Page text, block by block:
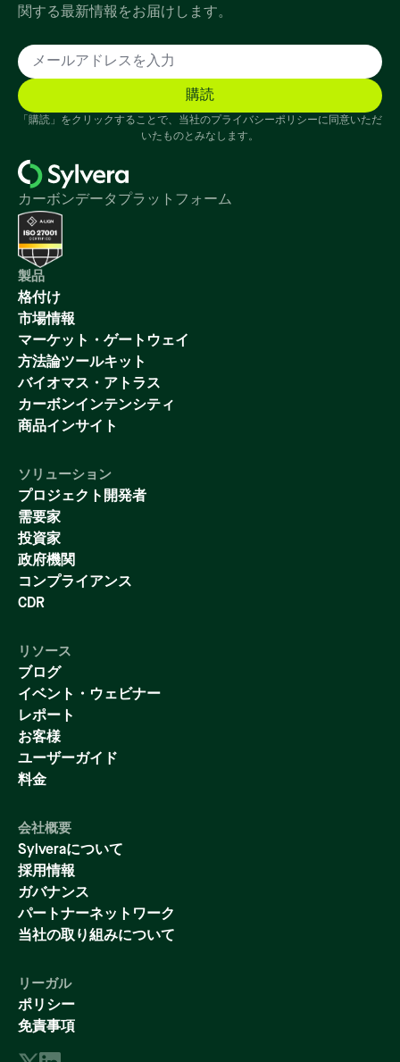
関する最新情報をお届けします。
「購読」をクリックすることで、当社のプライバシーポリシーに同意いただ
いたものとみなします。
カーボンデータプラットフォーム
製品
格付け
市場情報
マーケット・ゲートウェイ
方法論ツールキット
バイオマス・アトラス
カーボンインテンシティ
商品インサイト
ソリューション
プロジェクト開発者
需要家
投資家
政府機関
コンプライアンス
CDR
リソース
ブログ
イベント・ウェビナー
レポート
お客様
ユーザーガイド
料金
会社概要
Sylveraについて
採用情報
ガバナンス
パートナーネットワーク
当社の取り組みについて
リーガル
ポリシー
免責事項